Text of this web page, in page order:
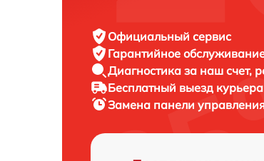
Официальный сервис
Гарантийное
Диагностика за наш счет,
Бесплатный выезд курьера
Замена панели